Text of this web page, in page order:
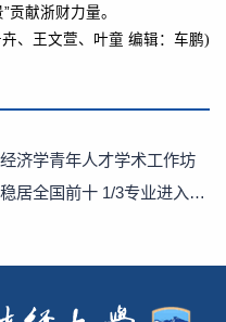
贡献浙财力量。
、王文萱、叶童 编辑：车鹏)
济学青年人才学术工作坊
前十 1/3专业进入全国前10%